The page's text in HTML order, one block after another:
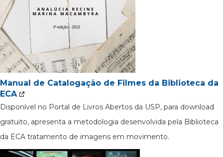
Manual de Catalogação de Filmes da Biblioteca da
ECA
Disponível no Portal de Livros Abertos da USP, para download
gratuito, apresenta a metodologia desenvolvida pela Biblioteca
da ECA tratamento de imagens em movimento.